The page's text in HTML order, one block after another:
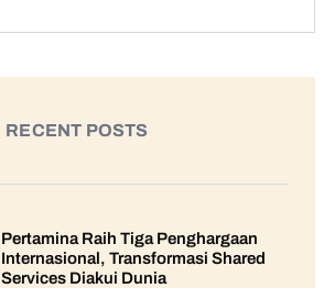
RECENT POSTS
Pertamina Raih Tiga Penghargaan
Internasional, Transformasi Shared
Services Diakui Dunia